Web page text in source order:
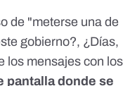
de "meterse una de
gobierno?, ¿Días,
los mensajes con los
pantalla donde se